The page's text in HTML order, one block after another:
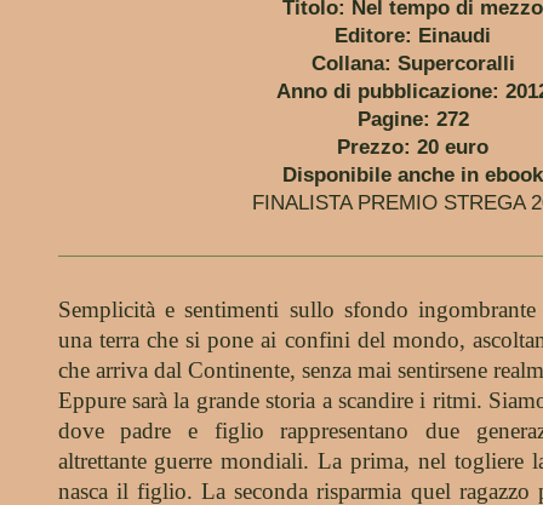
Titolo: Nel tempo di mezzo
Editore: Einaudi
Collana: Supercoralli
Anno di pubblicazione:
Pagine: 272
Prezzo: 20 euro
Disponibile anche in ebook
FINALISTA PREMIO STREGA
Semplicità e sentimenti sullo sfondo
una terra che si pone ai confini del mondo,
che arriva dal Continente, senza mai sentirsene
Eppure sarà la grande storia a scandire i ritmi.
dove padre e figlio rappresentano due
altrettante guerre mondiali. La prima, nel togliere
nasca il figlio. La seconda risparmia quel